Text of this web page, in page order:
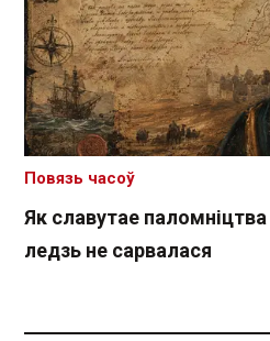
Як славутае паломніцтва
ледзь не сарвалася
Повязь часоў